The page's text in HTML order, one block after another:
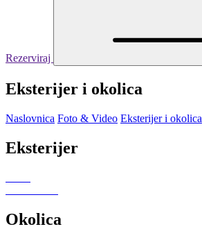
Rezerviraj
Eksterijer i okolica
Naslovnica Foto & Video Eksterijer i okolica
Eksterijer
Okolica